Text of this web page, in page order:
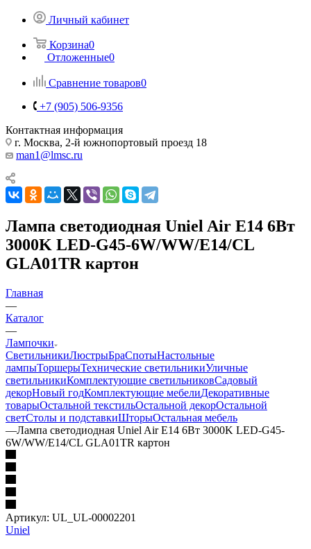
Личный кабинет
Корзина0
Отложенные0
Сравнение товаров0
+7 (905) 506-9356
Контактная информация
г. Москва, 2-й южнопортовый проезд 18
man1@lmsc.ru
Лампа светодиодная Uniel Air E14 6Вт
3000K LED-G45-6W/WW/E14/CL
GLA01TR картон
Главная
—
Каталог
—
Лампочки
СветильникиЛюстрыБраСпотыНастольные
лампыТоршерыТехнические светильникиУличные
светильникиКомплектующие светильниковСадовый
декорНовый годКомплектующие мебелиДекоративные
товарыОстальной текстильОстальной декорОстальной
светСтолы и подставкиШторыОстальная мебель
—Лампа светодиодная Uniel Air E14 6Вт 3000K LED-G45-
6W/WW/E14/CL GLA01TR картон
Артикул: UL_UL-00002201
Uniel